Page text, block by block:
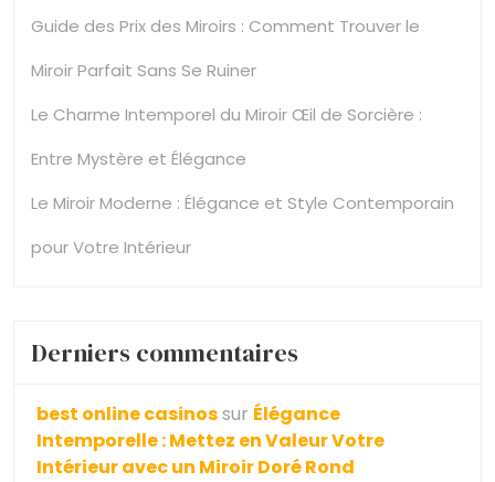
Guide des Prix des Miroirs : Comment Trouver le
Miroir Parfait Sans Se Ruiner
Le Charme Intemporel du Miroir Œil de Sorcière :
Entre Mystère et Élégance
Le Miroir Moderne : Élégance et Style Contemporain
pour Votre Intérieur
Derniers commentaires
best online casinossur Élégance
Intemporelle : Mettez en Valeur Votre
Intérieur avec un Miroir Doré Rond